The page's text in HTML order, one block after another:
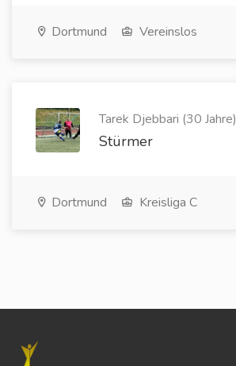
Dortmund Vereinslos
Tarek Djebbari (30 Jahre)
Stürmer
Dortmund Kreisliga C